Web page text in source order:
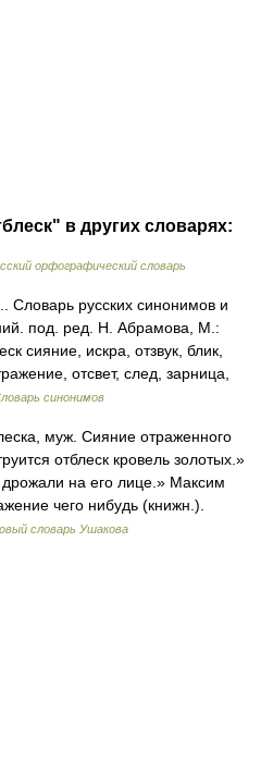
в других словарях:
орфографический словарь
русских синонимов и
под. ред. Н. Абрамова, М.:
сияние, искра, отзвук, блик,
отсвет, след, зарница,
синонимов
муж. Сияние отраженного
отблеск кровель золотых.»
на его лице.» Максим
чего нибудь (книжн.).
словарь Ушакова